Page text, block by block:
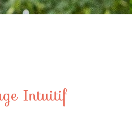
Intuitif